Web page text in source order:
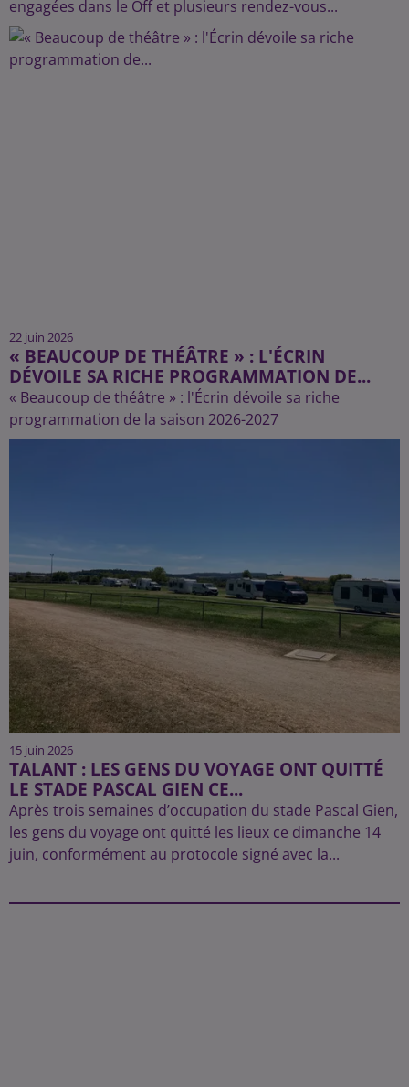
engagées dans le Off et plusieurs rendez-vous...
22 juin 2026
« BEAUCOUP DE THÉÂTRE » : L'ÉCRIN
DÉVOILE SA RICHE PROGRAMMATION DE...
« Beaucoup de théâtre » : l'Écrin dévoile sa riche
programmation de la saison 2026-2027
15 juin 2026
TALANT : LES GENS DU VOYAGE ONT QUITTÉ
LE STADE PASCAL GIEN CE...
Après trois semaines d’occupation du stade Pascal Gien,
les gens du voyage ont quitté les lieux ce dimanche 14
juin, conformément au protocole signé avec la...